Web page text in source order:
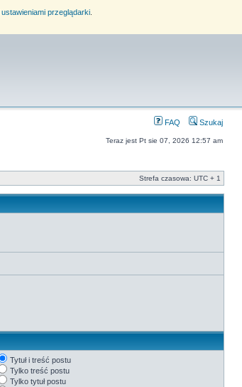
ustawieniami przeglądarki.
FAQ Szukaj
Teraz jest Pt sie 07, 2026 12:57 am
Strefa czasowa: UTC + 1
Tytuł i treść postu
Tylko treść postu
Tylko tytuł postu